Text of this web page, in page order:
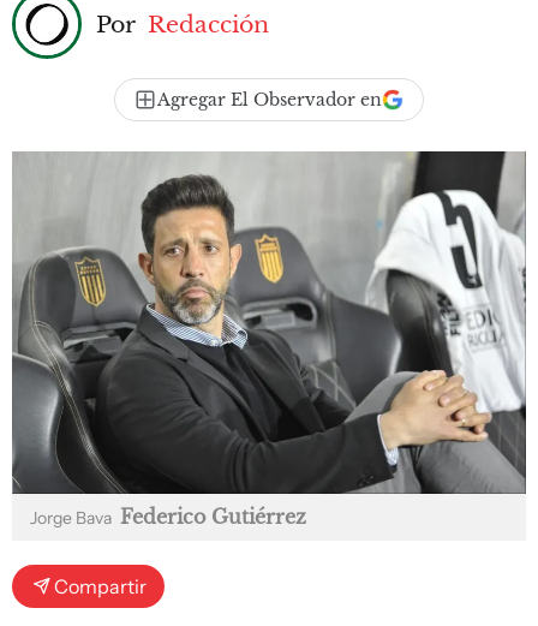
Por Redacción
Agregar El Observador en
Jorge Bava Federico Gutiérrez
Compartir